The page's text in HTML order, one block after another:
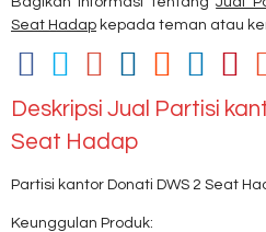
Seat Hadap kepada teman atau
Deskripsi Jual Partisi
Seat Hadap
Partisi kantor Donati DWS 2 Seat
Keunggulan Produk: